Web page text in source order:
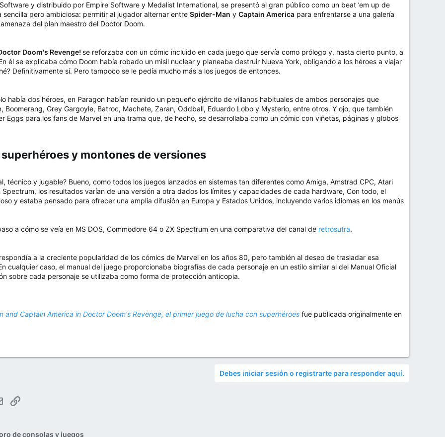
y distribuido por Empire Software y Medalist International, se presentó al gran público como un beat ’em up de
pero ambiciosa: permitir al jugador alternar entre Spider-Man y Captain America para enfrentarse a una galería
del plan maestro del Doctor Doom.
Doom's Revenge! se reforzaba con un cómic incluido en cada juego que servía como prólogo y, hasta cierto punto, a
él se explicaba cómo Doom había robado un misil nuclear y planeaba destruir Nueva York, obligando a los héroes a viajar
Definitivamente sí. Pero tampoco se le pedía mucho más a los juegos de entonces.
había dos héroes, en Paragon habían reunido un pequeño ejército de villanos habituales de ambos personajes que
Boomerang, Grey Gargoyle, Batroc, Machete, Zaran, Oddball, Eduardo Lobo y Mysterio, entre otros. Y ojo, que también
Eggs para los fans de Marvel en una trama que, de hecho, se desarrollaba como un cómic con viñetas, páginas y globos
y montones de versiones​
técnico y jugable? Bueno, como todos los juegos lanzados en sistemas tan diferentes como Amiga, Amstrad CPC, Atari
Spectrum, los resultados varían de una versión a otra dados los límites y capacidades de cada hardware, Con todo, el
y estaba pensado para ofrecer una amplia difusión en Europa y Estados Unidos, incluyendo varios idiomas en los menús
a cómo se veía en MS DOS, Commodore 64 o ZX Spectrum en una comparativa del canal de retrosutra.
a la creciente popularidad de los cómics de Marvel en los años 80, pero también al deseo de trasladar esa
cualquier caso, el manual del juego proporcionaba biografías de cada personaje en un estilo similar al del Manual Oficial
sobre cada personaje se utilizaba como forma de protección anticopia.
and Captain America in Doctor Doom's Revenge, el primer juego de lucha con superhéroes fue publicada originalmente en
Debes iniciar sesión o registrarte para responder aquí.
EmailEnlace
de consolas y juegos